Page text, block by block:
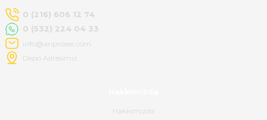
memnun kaldim. Kesinlikle
tavsiye ederim.
mehidin tahsin | 20/06/2026
0 (216) 606 12 74
0 (532) 224 04 33
info@ariproses.com
Depo Adresimiz
Hakkımızda